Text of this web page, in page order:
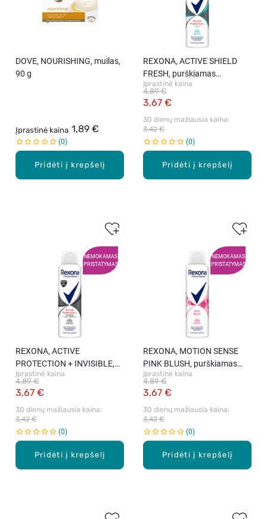
Pridėti į krepšelį
DOVE, NOURISHING, muilas,
90 g
Įprastinė kaina 1,89 €
0
Pridėti į krepšelį
REXONA, ACTIVE SHIELD
FRESH, purškiamas
antiperspirantas moterims,
150 ml
Įprastinė kaina
3,67 €
4,89 €
30 dienų mažiausia kaina:
3,42 €
0
NEMOKAMAS
PRISTATYMAS
Pridėti į krepšelį
REXONA, ACTIVE
PROTECTION + INVISIBLE,
purškiamas antiperspirantas,
150 ml
Įprastinė kaina
3,67 €
4,89 €
30 dienų mažiausia kaina:
3,42 €
0
NEMOKAMAS
PRISTATYMAS
Pridėti į krepšelį
REXONA, MOTION SENSE
PINK BLUSH, purškiamas
antiperspirantas moterims,
150 ml
Įprastinė kaina
3,67 €
4,89 €
30 dienų mažiausia kaina:
3,42 €
0